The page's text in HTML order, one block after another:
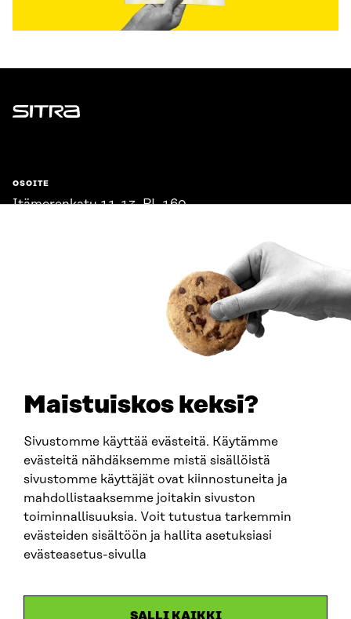
Maistuiskos keksi?
Sivustomme käyttää evästeitä. Käytämme
evästeitä nähdäksemme mistä sisällöistä
sivustomme käyttäjät ovat kiinnostuneita ja
mahdollistaaksemme joitakin sivuston
toiminnallisuuksia. Voit tutustua tarkemmin
evästeiden sisältöön ja hallita asetuksiasi
evästeasetus-sivulla
SALLI KAIKKI
Sitra
OSOITE
Itämerenkatu 11-13, PL 160,
SITRA SOSIAALISESSA MEDIASSA
LinkedIn
Instagram
YouTube